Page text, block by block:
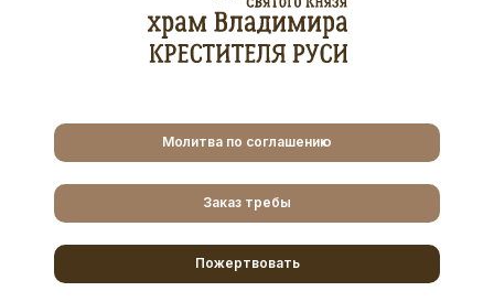
Молитва по соглашению
Заказ требы
Пожертвовать